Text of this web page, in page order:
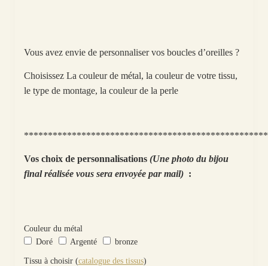
Vous avez envie de personnaliser vos boucles d’oreilles ?
Choisissez La couleur de métal, la couleur de votre tissu,
le type de montage, la couleur de la perle
Vos choix de personnalisations (Une photo du bijou
final réalisée vous sera envoyée par mail):
Couleur du métal
Doré
Argenté bronze
Tissu à choisir (catalogue des tissus)